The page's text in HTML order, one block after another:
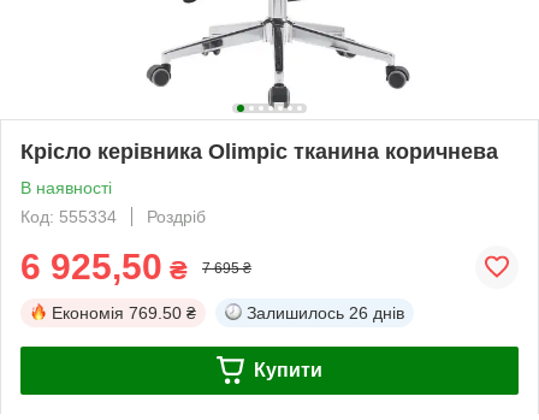
Крісло керівника Olimpic тканина коричнева
В наявності
Код: 555334
Роздріб
6 925,50 ₴ 7 695 ₴
Економія 769.50 ₴ Залишилось 26 днів
Купити